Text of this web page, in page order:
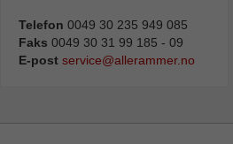
Telefon 0049 30 235 949 085
Faks 0049 30 31 99 185 - 09
E-post service@allerammer.no